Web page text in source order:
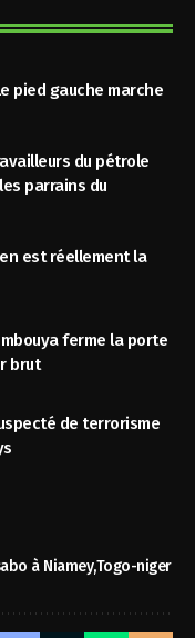
pied gauche marche
du pétrole
parrains du
en est réellement la
ferme la porte
brut
de terrorisme
à NiameyTogo-niger